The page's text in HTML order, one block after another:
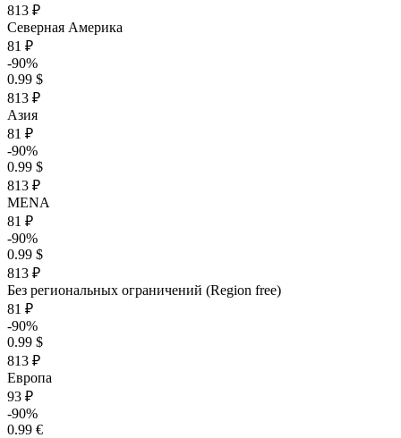
813 ₽
Северная Америка
81 ₽
-90%
0.99 $
813 ₽
Азия
81 ₽
-90%
0.99 $
813 ₽
MENA
81 ₽
-90%
0.99 $
813 ₽
Без региональных ограничений (Region free)
81 ₽
-90%
0.99 $
813 ₽
Европа
93 ₽
-90%
0.99 €